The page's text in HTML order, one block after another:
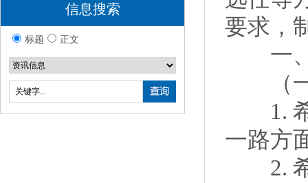
信息搜索
标题 正文
要求，
一、
（一
1. 希
一路方
2. 希